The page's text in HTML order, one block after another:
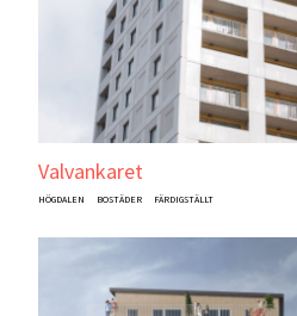
Valvankaret
HÖGDALEN BOSTÄDER FÄRDIGSTÄLLT